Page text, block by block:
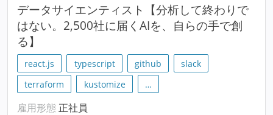
データサイエンティスト【分析して終わりで
はない。2,500社に届くAIを、自らの手で創
る】
react.js typescript github
slack
terraform
kustomize …
雇用形態 正社員